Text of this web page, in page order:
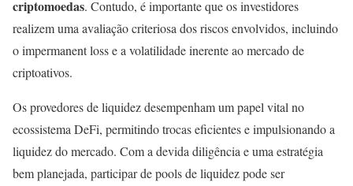
criptomoedas. Contudo, é importante que os investidores
realizem uma avaliação criteriosa dos riscos envolvidos, incluindo
o impermanent loss e a volatilidade inerente ao mercado de
criptoativos.
Os provedores de liquidez desempenham um papel vital no
ecossistema DeFi, permitindo trocas eficientes e impulsionando a
liquidez do mercado. Com a devida diligência e uma estratégia
bem planejada, participar de pools de liquidez pode ser